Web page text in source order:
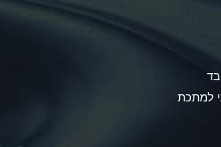
Ammonium
Ammonium
Ammonium
Ammonium
למתכת